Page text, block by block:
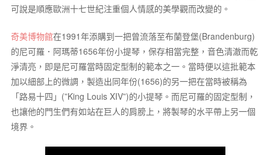
可說是順應歐洲十七世紀注重個人情感的美學觀而改變的。
奇美博物館在1991年添購到一把曾流落至布蘭登堡(Brandenburg)
的尼可羅．阿瑪蒂1656年份小提琴，保存相當完整，音色清澈而乾
淨清亮，即是尼可羅當時固定型制的範本之一。當時便以這批範本
加以細部上的微調，製造出同年份(1656)的另一把在當時被稱為
「路易十四」(”King Louis XIV”)的小提琴。而尼可羅的固定型制，
也讓他的門生們有如站在巨人的肩膀上，將製琴的水平帶上另一個
境界。